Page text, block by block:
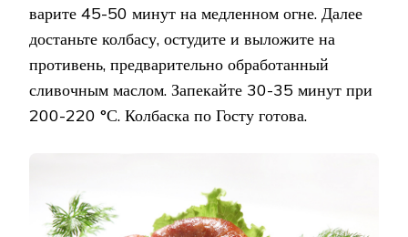
варите 45-50 минут на медленном огне. Далее
достаньте колбасу, остудите и выложите на
противень, предварительно обработанный
сливочным маслом. Запекайте 30-35 минут при
200-220 °С. Колбаска по Госту готова.